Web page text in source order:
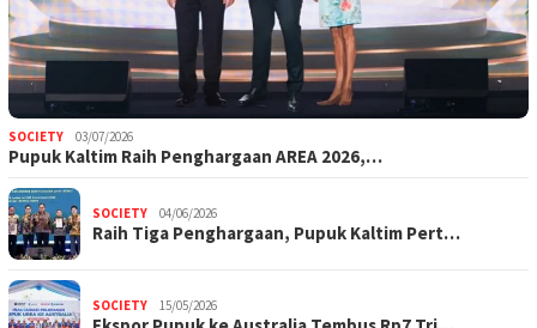
SOCIETY 03/07/2026
Pupuk Kaltim Raih Penghargaan AREA 2026,…
SOCIETY 04/06/2026
Raih Tiga Penghargaan, Pupuk Kaltim Pert…
SOCIETY 15/05/2026